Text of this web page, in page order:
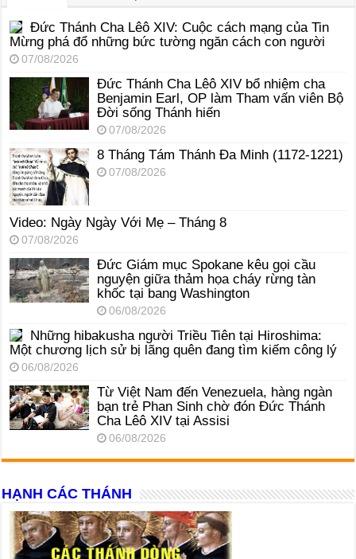
Đức Thánh Cha Lêô XIV: Cuộc cách mạng của Tin
Mừng phá đổ những bức tường ngăn cách con người
07/08/2026
Đức Thánh Cha Lêô XIV bổ nhiệm cha
Benjamin Earl, OP làm Tham vấn viên Bộ
Đời sống Thánh hiến
07/08/2026
8 Tháng Tám Thánh Ða Minh (1172-1221)
07/08/2026
Video: Ngày Ngày Với Mẹ – Tháng 8
07/08/2026
Đức Giám mục Spokane kêu gọi cầu
nguyện giữa thảm họa cháy rừng tàn
khốc tại bang Washington
06/08/2026
Những hibakusha người Triều Tiên tại Hiroshima:
Một chương lịch sử bị lãng quên đang tìm kiếm công lý
06/08/2026
Từ Việt Nam đến Venezuela, hàng ngàn
bạn trẻ Phan Sinh chờ đón Đức Thánh
Cha Lêô XIV tại Assisi
06/08/2026
HẠNH CÁC THÁNH